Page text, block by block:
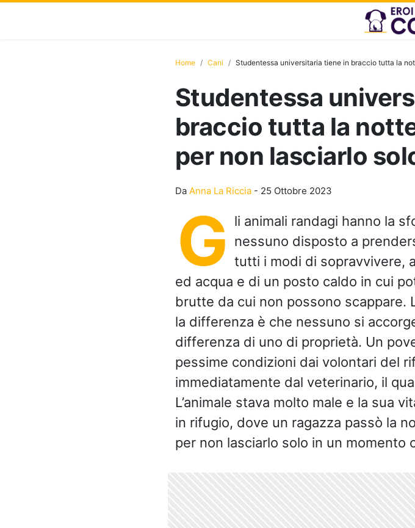
Home Cani Studentessa universitaria tiene in braccio tutta la
Studentessa
braccio tutta la
per non lasciarlo
Da Anna La Riccia- 25 Ottobre 2023
G
li animali randagi hanno la
nessuno disposto a
tutti i modi di sopravvivere,
ed acqua e di un posto caldo in cui
brutte da cui non possono scappare.
la differenza è che nessuno si
differenza di uno di proprietà. Un
pessime condizioni dai volontari del
immediatamente dal veterinario, il
L’animale stava molto male e la sua
in rifugio, dove un ragazza passò la
per non lasciarlo solo in un momento